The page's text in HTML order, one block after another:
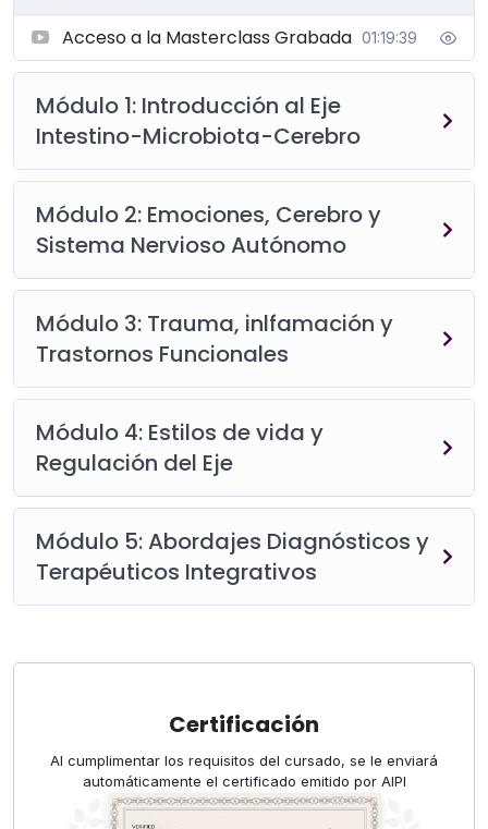
cuidado de la salud desde una mirada realmente
integradora, centrada en el cuerpo, la historia y las
emociones de cada persona.
Acceso a la Masterclass Grabada 01:19:39
Módulo 1: Introducción al Eje
Intestino-Microbiota-Cerebro
Módulo 2: Emociones, Cerebro y
Sistema Nervioso Autónomo
Módulo 3: Trauma, inlfamación y
Trastornos Funcionales
Módulo 4: Estilos de vida y
Regulación del Eje
Módulo 5: Abordajes Diagnósticos y
Terapéuticos Integrativos
Certificación
Al cumplimentar los requisitos del cursado, se le enviará
automáticamente el certificado emitido por AIPI